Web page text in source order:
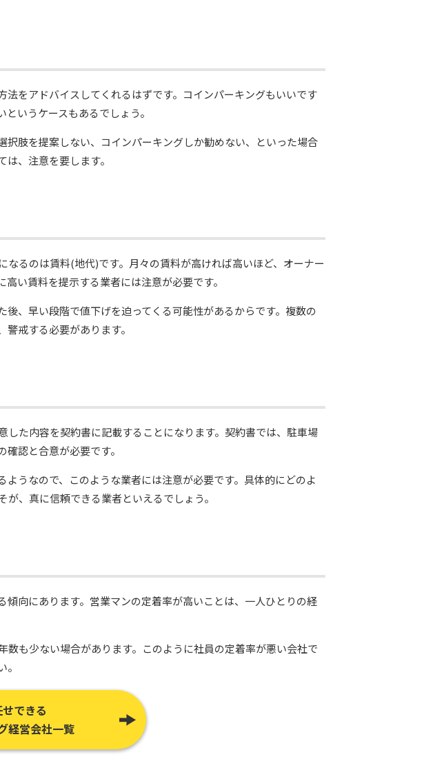
をアドバイスしてくれるはずです。コインパーキングもいいです
いうケースもあるでしょう。
肢を提案しない、コインパーキングしか勧めない、といった場合
、注意を要します。
るのは賃料(地代)です。月々の賃料が高ければ高いほど、オーナー
い賃料を提示する業者には注意が必要です。
、早い段階で値下げを迫ってくる可能性があるからです。複数の
戒する必要があります。
た内容を契約書に記載することになります。契約書では、駐車場
認と合意が必要です。
うなので、このような業者には注意が必要です。具体的にどのよ
、真に信頼できる業者といえるでしょう。
向にあります。営業マンの定着率が高いことは、一人ひとりの経
も少ない場合があります。このように社員の定着率が悪い会社で
できる
経営会社一覧